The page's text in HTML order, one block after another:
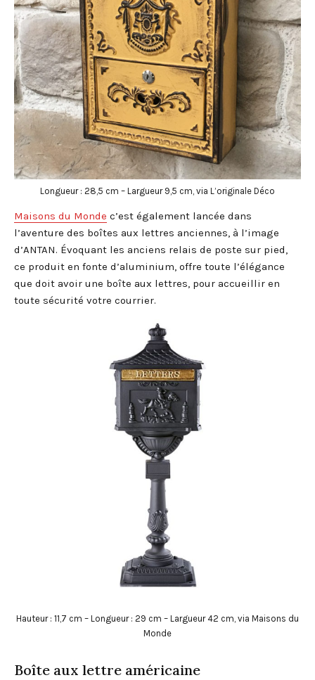
Longueur : 28,5 cm – Largueur 9,5 cm, via L’originale Déco
Maisons du Monde c’est également lancée dans
l’aventure des boîtes aux lettres anciennes, à l’image
d’ANTAN. Évoquant les anciens relais de poste sur pied,
ce produit en fonte d’aluminium, offre toute l’élégance
que doit avoir une boîte aux lettres, pour accueillir en
toute sécurité votre courrier.
Hauteur : 11,7 cm – Longueur : 29 cm – Largueur 42 cm, via Maisons du
Monde
Boîte aux lettre américaine